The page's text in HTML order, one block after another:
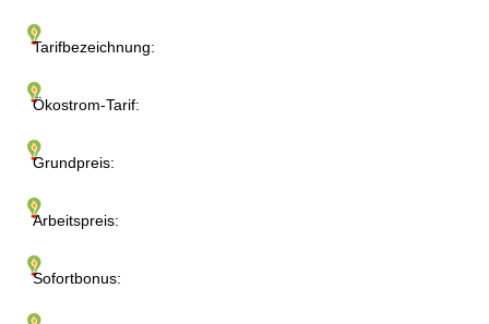
Tarifbezeichnung:
Ökostrom-Tarif:
Grundpreis:
Arbeitspreis:
Sofortbonus: